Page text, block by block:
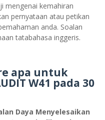
mengenai kemahiran
pernyataan atau petikan
anda. Soalan
tatabahasa inggeris.
apa untuk
W41 pada 30
Daya Menyelesaikan